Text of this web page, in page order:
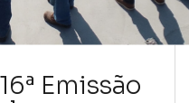
Emissão